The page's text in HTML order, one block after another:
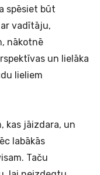
spēsiet būt
vadītāju,
nākotnē
un lielāka
lieliem
kas jāizdara, un
labākās
Taču